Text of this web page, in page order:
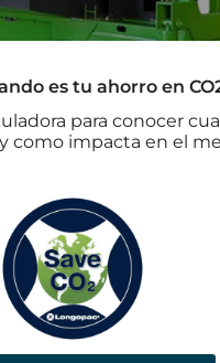
es tu ahorro en
para conocer
como impacta en el